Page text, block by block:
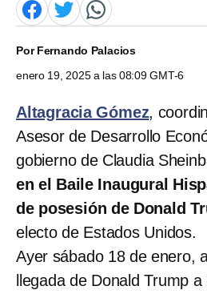
PorFernando Palacios
enero 19, 2025 a las 08:09 GMT-6
Altagracia Gómez,
Asesor de Desarrollo
gobierno de Claudia
en el Baile Inaugural
de posesión de Donald
electo de Estados Unidos.
Ayer sábado 18 de enero,
llegada de Donald Trump